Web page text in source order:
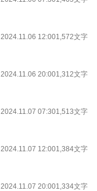
2024.11.06 12:001,572文字
2024.11.06 20:001,312文字
2024.11.07 07:301,513文字
2024.11.07 12:001,384文字
2024.11.07 20:001,334文字